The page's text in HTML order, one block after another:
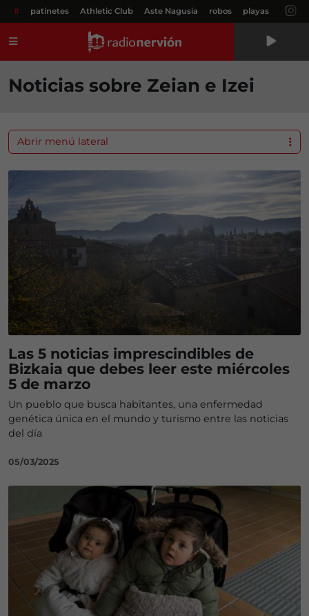
# patinetes Athletic Club Aste Nagusia robos playas
Noticias sobre Zeian e Izei
Las 5 noticias imprescindibles de
Bizkaia que debes leer este miércoles
5 de marzo
Un pueblo que busca habitantes, una enfermedad
genética única en el mundo y turismo entre las noticias
del día
05/03/2025
Abrir menú lateral